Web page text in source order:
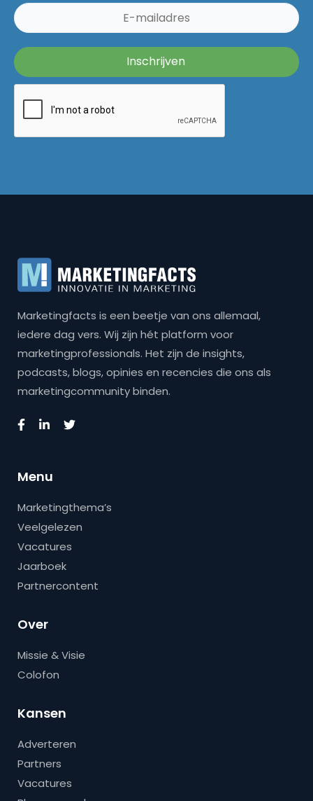
Marketingfacts is een beetje van ons allemaal,
iedere dag vers. Wij zijn hét platform voor
marketingprofessionals. Het zijn de insights,
podcasts, blogs, opinies en recencies die ons als
marketingcommunity binden.
Menu
Marketingthema’s
Veelgelezen
Vacatures
Jaarboek
Partnercontent
Over
Missie & Visie
Colofon
Kansen
Adverteren
Partners
Vacatures